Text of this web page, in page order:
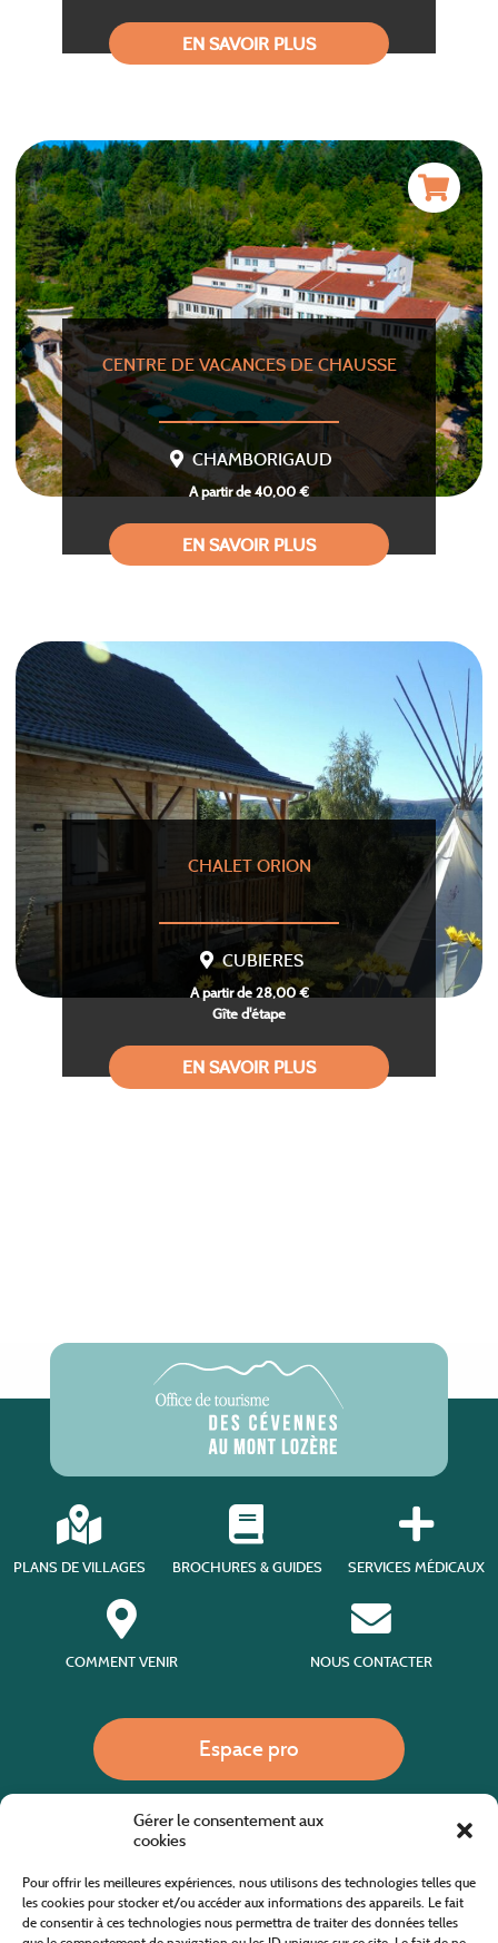
Gérer le consentement aux
cookies
Pour offrir les meilleures expériences, nous utilisons des technologies telles que
les cookies pour stocker et/ou accéder aux informations des appareils. Le fait
de consentir à ces technologies nous permettra de traiter des données telles
EN SAVOIR PLUS
CENTRE DE VACANCES DE CHAUSSE
CHAMBORIGAUD
A partir de 40,00 €
EN SAVOIR PLUS
CHALET ORION
CUBIERES
A partir de 28,00 €
Gîte d'étape
EN SAVOIR PLUS
PLANS DE VILLAGES BROCHURES & GUIDES SERVICES MÉDICAUX
COMMENT VENIR NOUS CONTACTER
Espace pro
Site internet cofinancé par le fonds européen agricole pour le développement rural
L'Europe investit dans les zones rurales